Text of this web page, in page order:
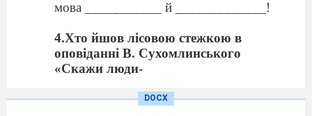
мова ___________ й _____________!
4.Хто йшов лісовою стежкою в
оповіданні В. Сухомлинського
«Скажи люди-
А) мама й донька;DOCX